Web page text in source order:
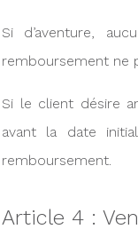
Si d’aventure,
remboursement ne
Si le client désire
avant la date
remboursement.
Article 4 :